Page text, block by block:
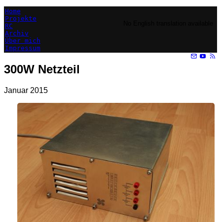
Home
Projekte
RC
Archiv
Über mich
Impressum
300W Netzteil
Januar 2015